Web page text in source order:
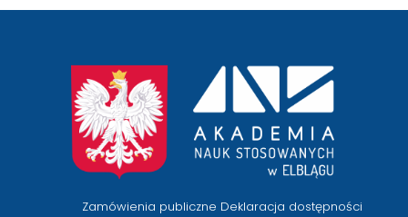
Zamówienia publiczne Deklaracja dostępności